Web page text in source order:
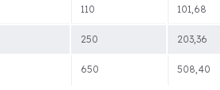
110 101,68
250 203,36
650 508,40